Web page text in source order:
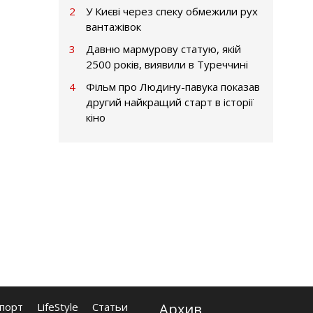
2
У Києві через спеку обмежили рух
вантажівок
3
Давню мармурову статую, якій
2500 років, виявили в Туреччині
4
Фільм про Людину-павука показав
другий найкращий старт в історії
кіно
LifeStyle Статьи